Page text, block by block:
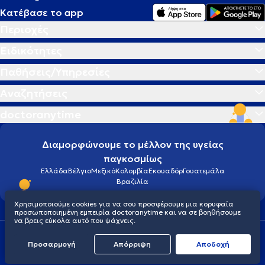
Κατέβασε το app
Διαμορφώνουμε το μέλλον της υγείας
παγκοσμίως
ΕλλάδαΒέλγιοΜεξικόΚολομβίαΕκουαδόρΓουατεμάλα
Βραζιλία
Πολιτική προστασίας προσωπικού απορρήτου
© 2026 doctoranytime
Χρησιμοποιούμε cookies για να σου προσφέρουμε μια κορυφαία
προσωποποιημένη εμπειρία doctoranytime και να σε βοηθήσουμε
να βρεις εύκολα αυτό που ψάχνεις.
Προσαρμογή Απόρριψη Aποδοχή